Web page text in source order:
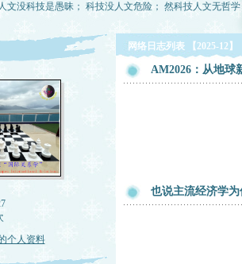
文没科技是愚昧； 科技没人文危险； 然科技人文无哲
个人资料
网络日志列表 【2025-12】
AM2026：从地球
也说主流经济学